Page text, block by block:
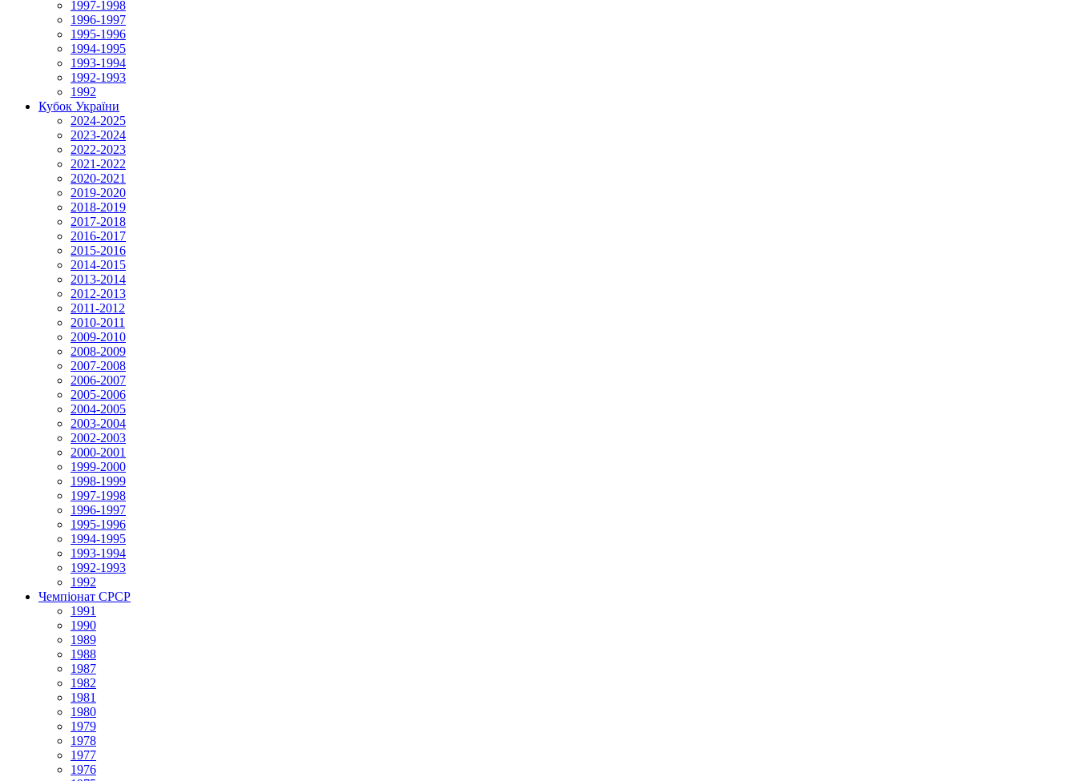
1997-1998
1996-1997
1995-1996
1994-1995
1993-1994
1992-1993
1992
Кубок України
2024-2025
2023-2024
2022-2023
2021-2022
2020-2021
2019-2020
2018-2019
2017-2018
2016-2017
2015-2016
2014-2015
2013-2014
2012-2013
2011-2012
2010-2011
2009-2010
2008-2009
2007-2008
2006-2007
2005-2006
2004-2005
2003-2004
2002-2003
2000-2001
1999-2000
1998-1999
1997-1998
1996-1997
1995-1996
1994-1995
1993-1994
1992-1993
1992
Чемпіонат СРСР
1991
1990
1989
1988
1987
1982
1981
1980
1979
1978
1977
1976